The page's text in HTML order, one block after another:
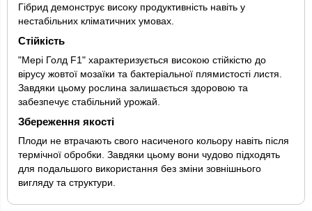
Гібрид демонструє високу продуктивність навіть у
нестабільних кліматичних умовах.
Стійкість
"Мері Голд F1" характеризується високою стійкістю до
вірусу жовтої мозаїки та бактеріальної плямистості листя.
Завдяки цьому рослина залишається здоровою та
забезпечує стабільний урожай.
Збереження якості
Плоди не втрачають свого насиченого кольору навіть після
термічної обробки. Завдяки цьому вони чудово підходять
для подальшого використання без зміни зовнішнього
вигляду та структури.